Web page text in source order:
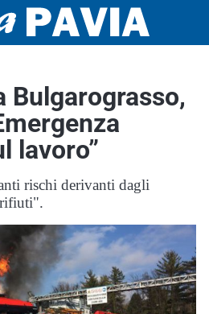
Bulgarograsso,
lavoro”
rischi derivanti dagli